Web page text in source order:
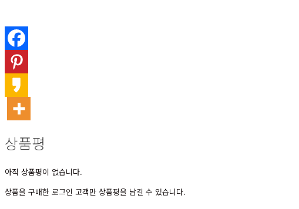
상품평
아직 상품평이 없습니다.
상품을 구매한 로그인 고객만 상품평을 남길 수 있습니다.